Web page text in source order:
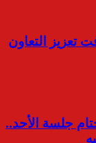
تعزيز التعاون
بـ 0.93% في ختام جلسة الأحد..